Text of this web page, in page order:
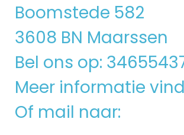
Boomstede 582
3608 BN Maarssen
Bel ons op:
Meer informatie
Of mail naar: